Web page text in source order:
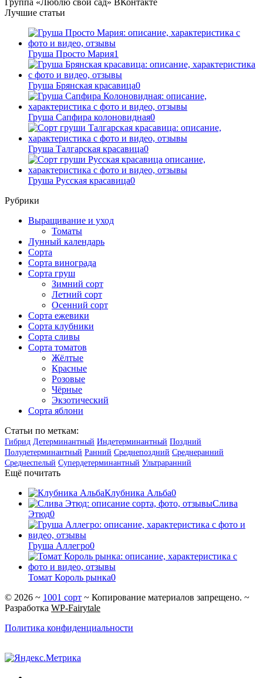
Лучшие статьи
Груша Просто Мария1
Груша Брянская красавица0
Груша Сапфира колоновидная0
Груша Талгарская красавица0
Груша Русская красавица0
Рубрики
Выращивание и уход
Томаты
Лунный календарь
Сорта
Сорта винограда
Сорта груш
Зимний сорт
Летний сорт
Осенний сорт
Сорта ежевики
Сорта клубники
Сорта сливы
Сорта томатов
Жёлтые
Красные
Розовые
Чёрные
Экзотический
Сорта яблони
Статьи по меткам:
Гибрид Детерминантный Индетерминантный Поздний
Полудетерминантный Ранний Среднепоздний Среднеранний
Среднеспелый Супердетерминантный Ультраранний
Ещё почитать
Клубника Альба0
Слива
Этюд0
Груша Аллегро0
Томат Король рынка0
© 2026 ~ 1001 сорт ~ Копирование материалов запрещено. ~
Разработка WP-Fairytale
Политика конфиденциальности